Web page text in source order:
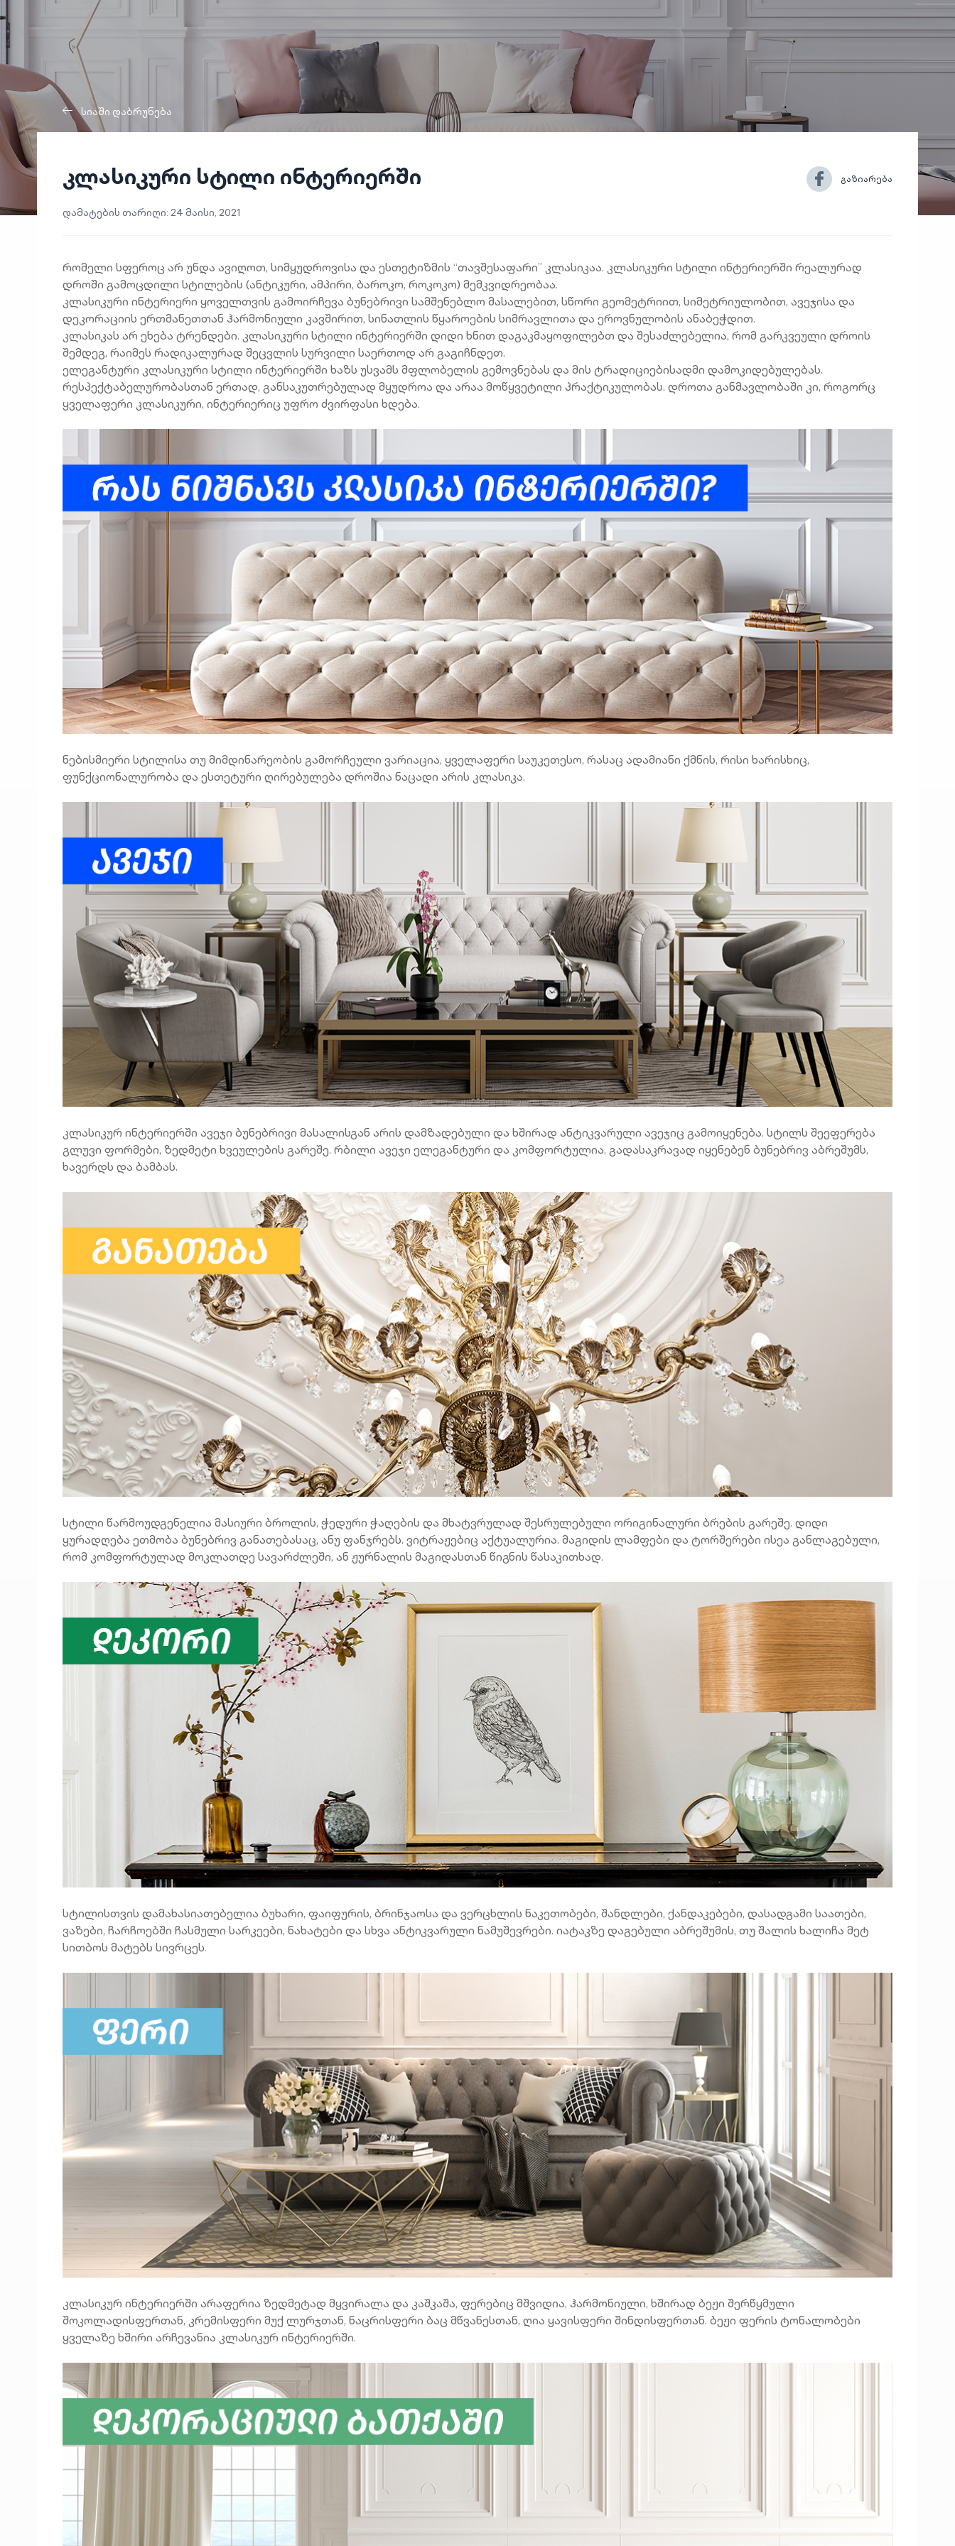
სიაში დაბრუნება
კლასიკური სტილი ინტერიერში გაზიარება
დამატების თარიღი: 24 მაისი, 2021
რომელი სფეროც არ უნდა ავიღოთ, სიმყუდროვისა და ესთეტიზმის “თავშესაფარი” კლასიკაა. კლასიკური სტილი ინტერიერში რეალურად
დროში გამოცდილი სტილების (ანტიკური, ამპირი, ბაროკო, როკოკო) მემკვიდრეობაა.
კლასიკური ინტერიერი ყოველთვის გამოირჩევა ბუნებრივი სამშენებლო მასალებით, სწორი გეომეტრიით, სიმეტრიულობით, ავეჯისა და
დეკორაციის ერთმანეთთან ჰარმონიული კავშირით, სინათლის წყაროების სიმრავლითა და ეროვნულობის ანაბეჭდით.
კლასიკას არ ეხება ტრენდები. კლასიკური სტილი ინტერიერში დიდი ხნით დაგაკმაყოფილებთ და შესაძლებელია, რომ გარკვეული დროის
შემდეგ, რაიმეს რადიკალურად შეცვლის სურვილი საერთოდ არ გაგიჩნდეთ.
ელეგანტური კლასიკური სტილი ინტერიერში ხაზს უსვამს მფლობელის გემოვნებას და მის ტრადიციებისადმი დამოკიდებულებას.
რესპექტაბელურობასთან ერთად, განსაკუთრებულად მყუდროა და არაა მოწყვეტილი პრაქტიკულობას. დროთა განმავლობაში კი, როგორც
ყველაფერი კლასიკური, ინტერიერიც უფრო ძვირფასი ხდება.
ნებისმიერი სტილისა თუ მიმდინარეობის გამორჩეული ვარიაცია, ყველაფერი საუკეთესო, რასაც ადამიანი ქმნის, რისი ხარისხიც,
ფუნქციონალურობა და ესთეტური ღირებულება დროშია ნაცადი არის კლასიკა.
კლასიკურ ინტერიერში ავეჯი ბუნებრივი მასალისგან არის დამზადებული და ხშირად ანტიკვარული ავეჯიც გამოიყენება. სტილს შეეფერება
გლუვი ფორმები, ზედმეტი ხვეულების გარეშე. რბილი ავეჯი ელეგანტური და კომფორტულია, გადასაკრავად იყენებენ ბუნებრივ აბრეშუმს,
ხავერდს და ბამბას.
სტილი წარმოუდგენელია მასიური ბროლის, ჭედური ჭაღების და მხატვრულად შესრულებული ორიგინალური ბრების გარეშე. დიდი
ყურადღება ეთმობა ბუნებრივ განათებასაც, ანუ ფანჯრებს. ვიტრაჟებიც აქტუალურია. მაგიდის ლამფები და ტორშერები ისეა განლაგებული,
რომ კომფორტულად მოკლათდე სავარძლეში, ან ჟურნალის მაგიდასთან წიგნის წასაკითხად.
სტილისთვის დამახასიათებელია ბუხარი, ფაიფურის, ბრინჯაოსა და ვერცხლის ნაკეთობები, შანდლები, ქანდაკებები, დასადგამი საათები,
ვაზები, ჩარჩოებში ჩასმული სარკეები, ნახატები და სხვა ანტიკვარული ნამუშევრები. იატაკზე დაგებული აბრეშუმის, თუ შალის ხალიჩა მეტ
სითბოს მატებს სივრცეს.
კლასიკურ ინტერიერში არაფერია ზედმეტად მყვირალა და კაშკაშა, ფერებიც მშვიდია, ჰარმონიული, ხშირად ბეჟი შერწყმული
შოკოლადისფერთან, კრემისფერი მუქ ლურჯთან, ნაცრისფერი ბაც მწვანესთან, ღია ყავისფერი შინდისფერთან. ბეჟი ფერის ტონალობები
ყველაზე ხშირი არჩევანია კლასიკურ ინტერიერში.